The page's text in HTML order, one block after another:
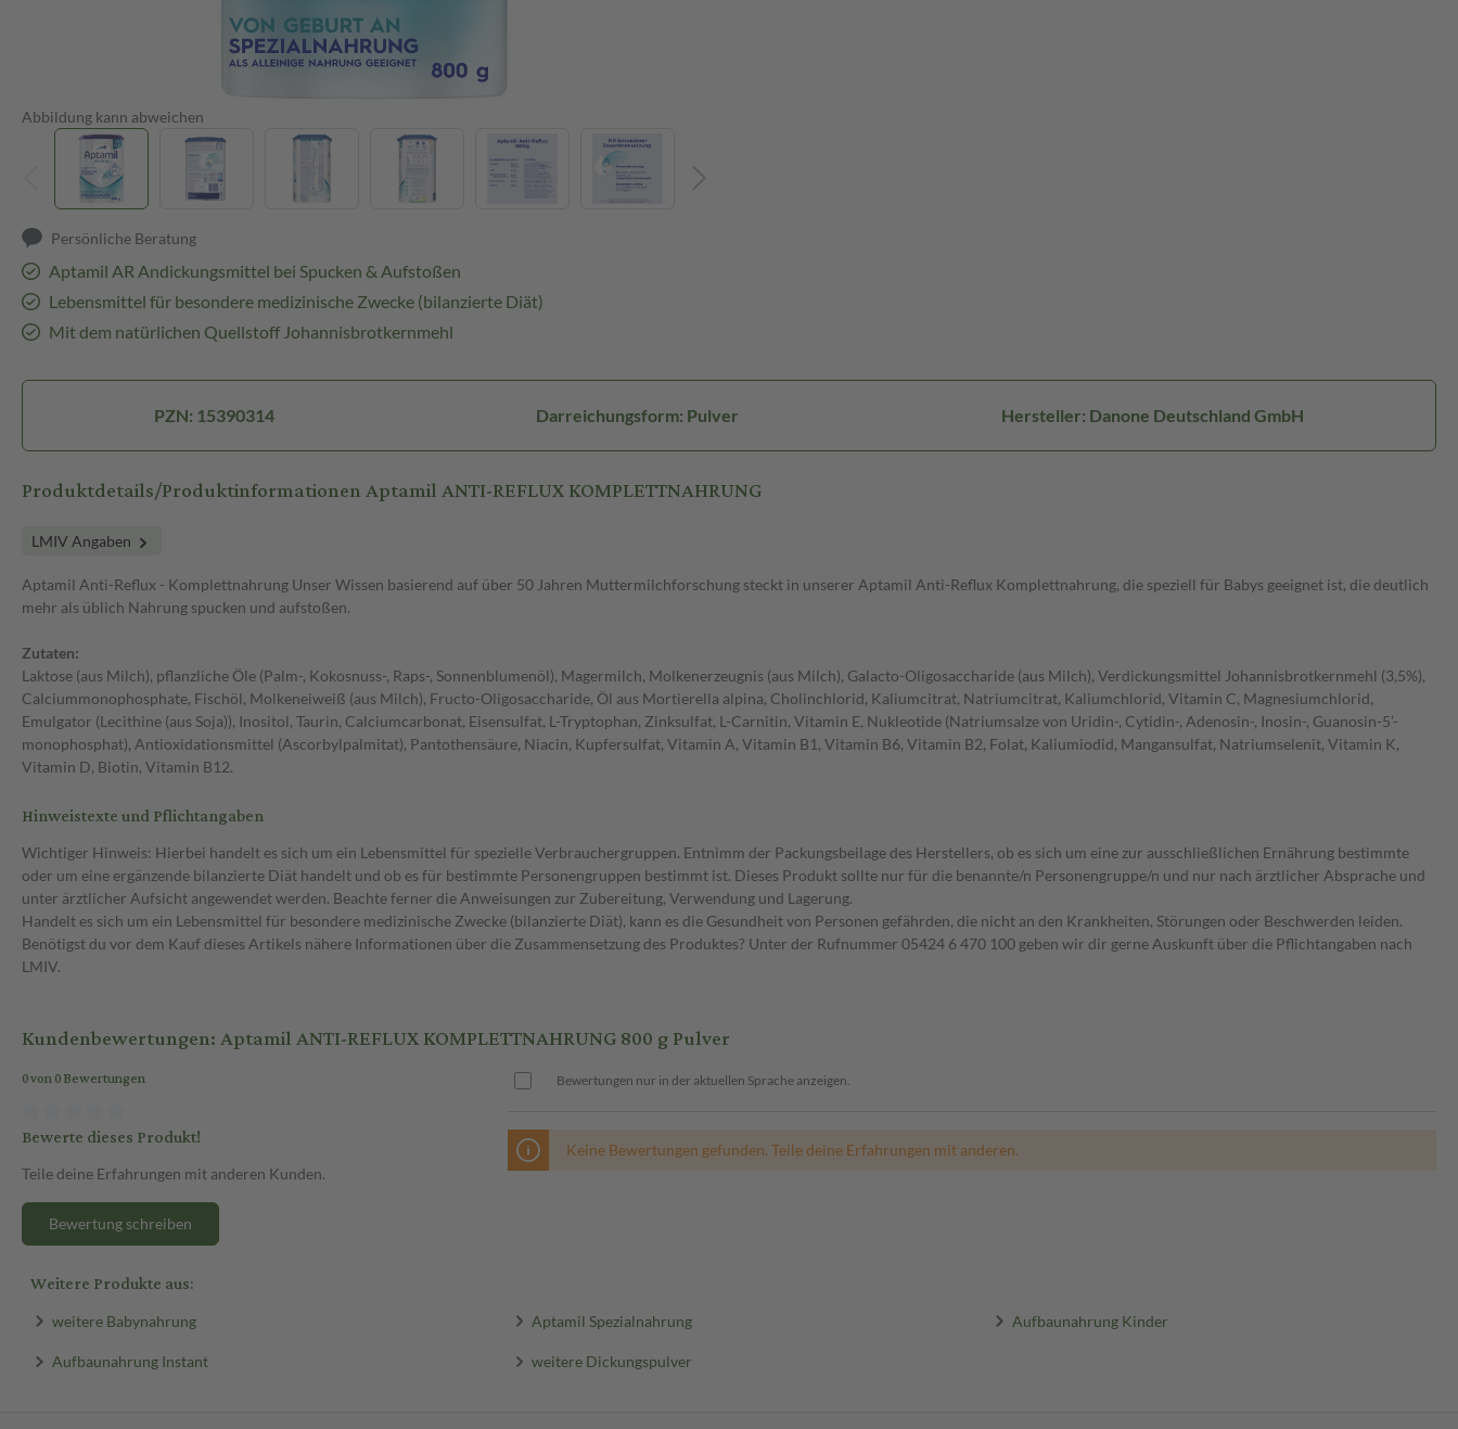
Abbildung kann abweichen
Persönliche Beratung
Aptamil AR Andickungsmittel bei Spucken & Aufstoßen
Lebensmittel für besondere medizinische Zwecke (bilanzierte Diät)
Mit dem natürlichen Quellstoff Johannisbrotkernmehl
PZN: 15390314 Darreichungsform: Pulver Hersteller: Danone Deutschland GmbH
Produktdetails/Produktinformationen Aptamil ANTI-REFLUX KOMPLETTNAHRUNG
LMIV Angaben
Aptamil Anti-Reflux - Komplettnahrung Unser Wissen basierend auf über 50 Jahren Muttermilchforschung steckt in unserer Aptamil Anti-Reflux Komplettnahrung, die speziell für Babys geeignet ist, die deutlich
mehr als üblich Nahrung spucken und aufstoßen.
Zutaten:
Laktose (aus Milch), pflanzliche Öle (Palm-, Kokosnuss-, Raps-, Sonnenblumenöl), Magermilch, Molkenerzeugnis (aus Milch), Galacto-Oligosaccharide (aus Milch), Verdickungsmittel Johannisbrotkernmehl (3,5%),
Calciummonophosphate, Fischöl, Molkeneiweiß (aus Milch), Fructo-Oligosaccharide, Öl aus Mortierella alpina, Cholinchlorid, Kaliumcitrat, Natriumcitrat, Kaliumchlorid, Vitamin C, Magnesiumchlorid,
Emulgator (Lecithine (aus Soja)), Inositol, Taurin, Calciumcarbonat, Eisensulfat, L-Tryptophan, Zinksulfat, L-Carnitin, Vitamin E, Nukleotide (Natriumsalze von Uridin-, Cytidin-, Adenosin-, Inosin-, Guanosin-5’-
monophosphat), Antioxidationsmittel (Ascorbylpalmitat), Pantothensäure, Niacin, Kupfersulfat, Vitamin A, Vitamin B1, Vitamin B6, Vitamin B2, Folat, Kaliumiodid, Mangansulfat, Natriumselenit, Vitamin K,
Vitamin D, Biotin, Vitamin B12.
Hinweistexte und Pflichtangaben
Wichtiger Hinweis: Hierbei handelt es sich um ein Lebensmittel für spezielle Verbrauchergruppen. Entnimm der Packungsbeilage des Herstellers, ob es sich um eine zur ausschließlichen Ernährung bestimmte
oder um eine ergänzende bilanzierte Diät handelt und ob es für bestimmte Personengruppen bestimmt ist. Dieses Produkt sollte nur für die benannte/n Personengruppe/n und nur nach ärztlicher Absprache und
unter ärztlicher Aufsicht angewendet werden. Beachte ferner die Anweisungen zur Zubereitung, Verwendung und Lagerung.
Handelt es sich um ein Lebensmittel für besondere medizinische Zwecke (bilanzierte Diät), kann es die Gesundheit von Personen gefährden, die nicht an den Krankheiten, Störungen oder Beschwerden leiden.
Benötigst du vor dem Kauf dieses Artikels nähere Informationen über die Zusammensetzung des Produktes? Unter der Rufnummer 05424 6 470 100 geben wir dir gerne Auskunft über die Pflichtangaben nach
LMIV.
Kundenbewertungen: Aptamil ANTI-REFLUX KOMPLETTNAHRUNG 800 g Pulver
0 von 0 Bewertungen
Bewerte dieses Produkt!
Teile deine Erfahrungen mit anderen Kunden.
Bewertung schreiben
Bewertungen nur in der aktuellen Sprache anzeigen.
Keine Bewertungen gefunden. Teile deine Erfahrungen mit anderen.
Weitere Produkte aus:
weitere Babynahrung Aptamil Spezialnahrung Aufbaunahrung Kinder
Aufbaunahrung Instant weitere Dickungspulver